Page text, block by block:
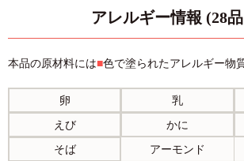
アレルギー情報 (28
本品の原材料には■色で塗られたアレルギー物
卵 乳
えび
かに
そば
アーモンド